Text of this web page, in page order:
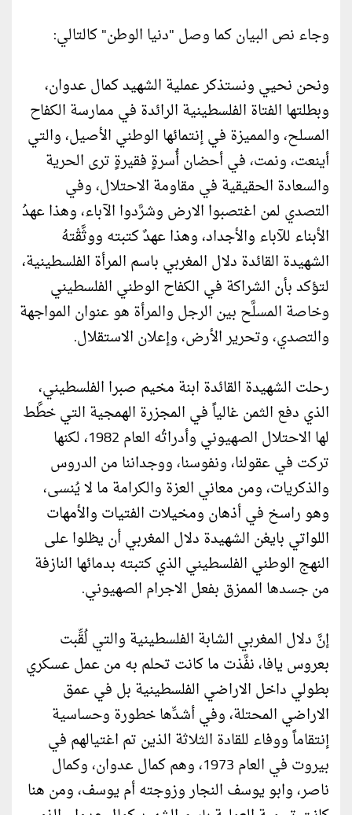
وجاء نص البيان كما وصل "دنيا الوطن" كالتالي:
ونحن نحيي ونستذكر عملية الشهيد كمال عدوان،
وبطلتها الفتاة الفلسطينية الرائدة في ممارسة الكفاح
المسلح، والمميزة في إنتمائها الوطني الأصيل، والتي
أينعت، ونمت، في أحضان أُسرةٍ فقيرةٍ ترى الحرية
والسعادة الحقيقية في مقاومة الاحتلال، وفي
التصدي لمن اغتصبوا الارض وشرَّدوا الآباء، وهذا عهدُ
الأبناء للآباء والأجداد، وهذا عهدٌ كتبته ووثَّقْتهُ
الشهيدة القائدة دلال المغربي باسم المرأة الفلسطينية،
لتؤكد بأن الشراكة في الكفاح الوطني الفلسطيني
وخاصة المسلَّح بين الرجل والمرأة هو عنوان المواجهة
والتصدي، وتحرير الأرض، وإعلان الاستقلال.
رحلت الشهيدة القائدة ابنة مخيم صبرا الفلسطيني،
الذي دفع الثمن غالياً في المجزرة الهمجية التي خطَّط
لها الاحتلال الصهيوني وأدراتُه العام 1982، لكنها
تركت في عقولنا، ونفوسنا، ووجداننا من الدروس
والذكريات، ومن معاني العزة والكرامة ما لا يُنسى،
وهو راسخ في أذهان ومخيلات الفتيات والأمهات
اللواتي بايعْن الشهيدة دلال المغربي أن يظلوا على
النهج الوطني الفلسطيني الذي كتبته بدمائها النازفة
من جسدها الممزق بفعل الاجرام الصهيوني.
إنَّ دلال المغربي الشابة الفلسطينية والتي لُقِّبت
بعروس يافا، نفَّذت ما كانت تحلم به من عمل عسكري
بطولي داخل الاراضي الفلسطينية بل في عمق
الاراضي المحتلة، وفي أشدِّها خطورة وحساسية
إنتقاماً ووفاء للقادة الثلاثة الذين تم اغتيالهم في
بيروت في العام 1973، وهم كمال عدوان، وكمال
ناصر، وابو يوسف النجار وزوجته أم يوسف، ومن هنا